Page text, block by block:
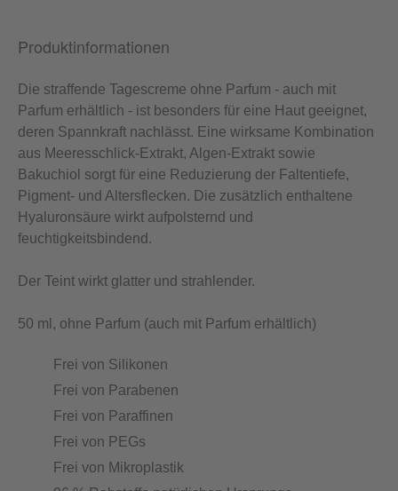
Produktinformationen
Die straffende Tagescreme ohne Parfum - auch mit
Parfum erhältlich - ist besonders für eine Haut geeignet,
deren Spannkraft nachlässt. Eine wirksame Kombination
aus Meeresschlick-Extrakt, Algen-Extrakt sowie
Bakuchiol sorgt für eine Reduzierung der Faltentiefe,
Pigment- und Altersflecken. Die zusätzlich enthaltene
Hyaluronsäure wirkt aufpolsternd und
feuchtigkeitsbindend.
Der Teint wirkt glatter und strahlender.
50 ml, ohne Parfum (auch mit Parfum erhältlich)
Frei von Silikonen
Frei von Parabenen
Frei von Paraffinen
Frei von PEGs
Frei von Mikroplastik